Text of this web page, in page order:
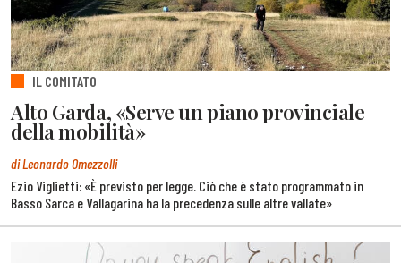
IL COMITATO
Alto Garda, «Serve un piano provinciale
della mobilità»
di Leonardo Omezzolli
Ezio Viglietti: «È previsto per legge. Ciò che è stato programmato in
Basso Sarca e Vallagarina ha la precedenza sulle altre vallate»